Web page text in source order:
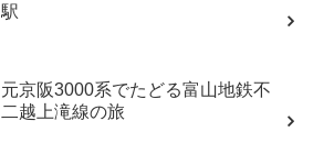
駅
元京阪3000系でたどる富山地鉄不
二越上滝線の旅